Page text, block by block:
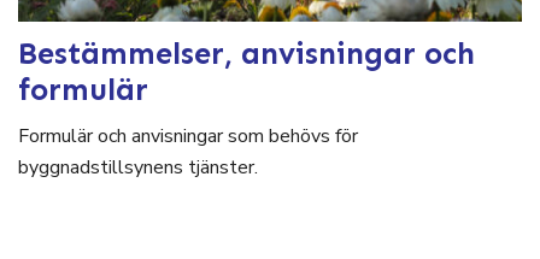
Bestämmelser, anvisningar och
formulär
Formulär och anvisningar som behövs för
byggnadstillsynens tjänster.